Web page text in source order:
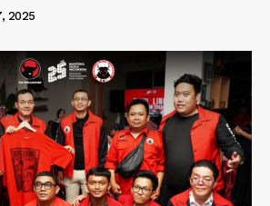
2025